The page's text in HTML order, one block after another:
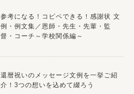
参考になる！コピペできる！感謝状 文
例・例文集／恩師・先生・先輩・監
督・コーチ～学校関係編～
還暦祝いのメッセージ文例を一挙ご紹
介！3つの想いを込めて綴ろう